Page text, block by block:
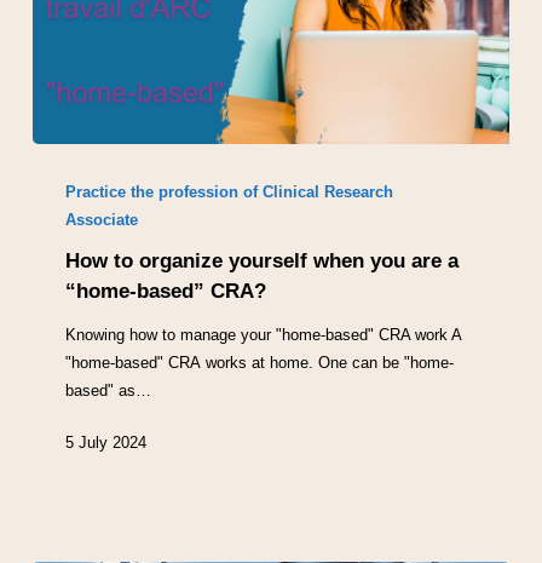
Practice the profession of Clinical Research
Associate
How to organize yourself when you are a
“home-based” CRA?
Knowing how to manage your "home-based" CRA work A
"home-based" CRA works at home. One can be "home-
based" as…
5 July 2024